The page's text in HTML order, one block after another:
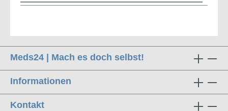
Meds24 | Mach es doch selbst!
Informationen
Kontakt